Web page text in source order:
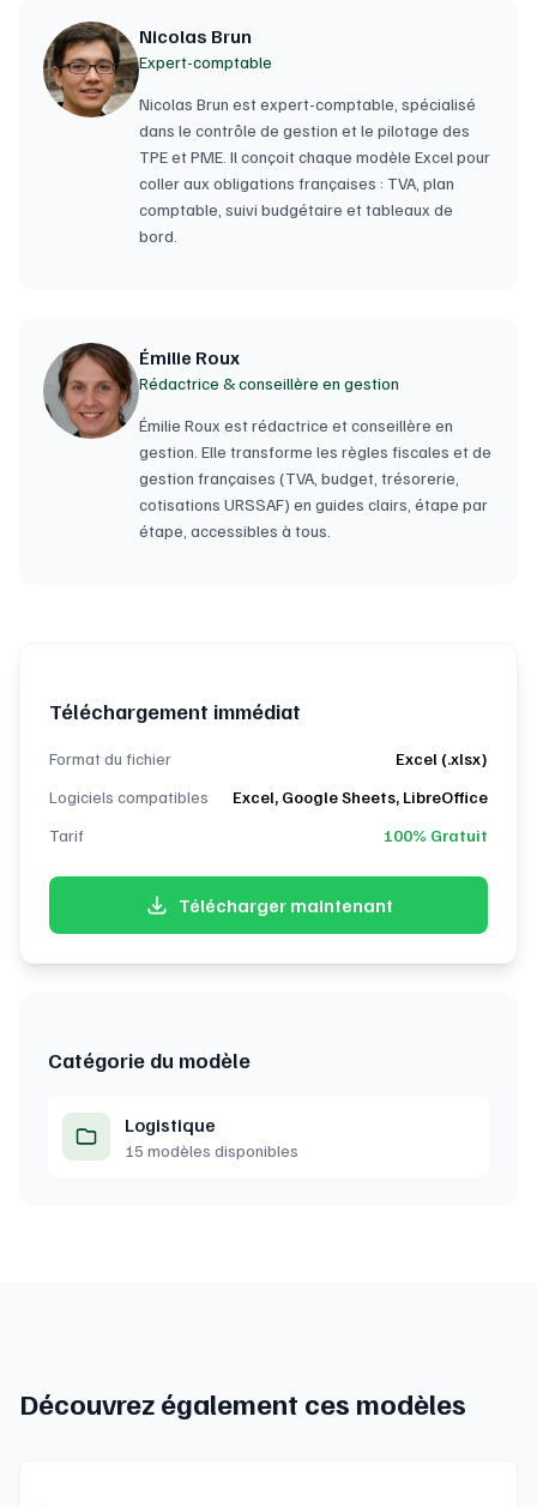
Nicolas Brun
Expert-comptable
Nicolas Brun est expert-comptable, spécialisé
dans le contrôle de gestion et le pilotage des
TPE et PME. Il conçoit chaque modèle Excel pour
coller aux obligations françaises : TVA, plan
comptable, suivi budgétaire et tableaux de
bord.
Émilie Roux
Rédactrice & conseillère en gestion
Émilie Roux est rédactrice et conseillère en
gestion. Elle transforme les règles fiscales et de
gestion françaises (TVA, budget, trésorerie,
cotisations URSSAF) en guides clairs, étape par
étape, accessibles à tous.
Téléchargement immédiat
Format du fichier
Excel (.xlsx)
Logiciels compatibles
Excel, Google Sheets, LibreOffice
Tarif
100% Gratuit
Télécharger maintenant
Catégorie du modèle
Logistique
15 modèles disponibles
Découvrez également ces modèles